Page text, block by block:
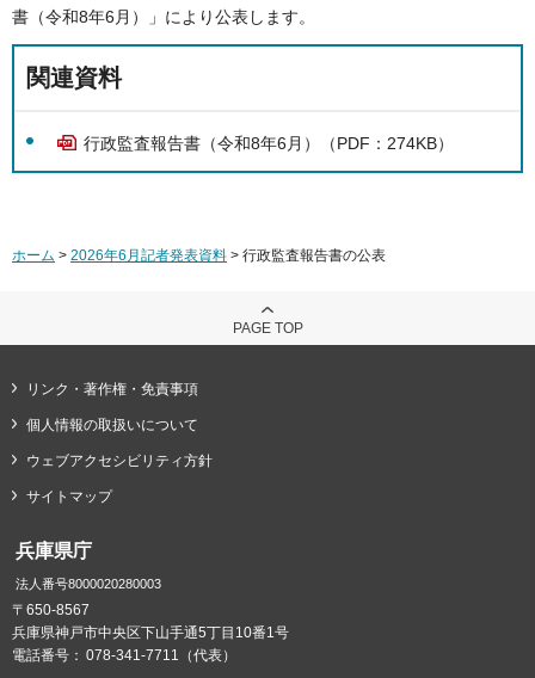
書（令和8年6月）」により公表します。
関連資料
行政監査報告書（令和8年6月）（PDF：274KB）
ホーム > 2026年6月記者発表資料 > 行政監査報告書の公表
PAGE TOP
リンク・著作権・免責事項
個人情報の取扱いについて
ウェブアクセシビリティ方針
サイトマップ
兵庫県庁
法人番号8000020280003
〒650-8567
兵庫県神戸市中央区下山手通5丁目10番1号
電話番号： 078-341-7711（代表）